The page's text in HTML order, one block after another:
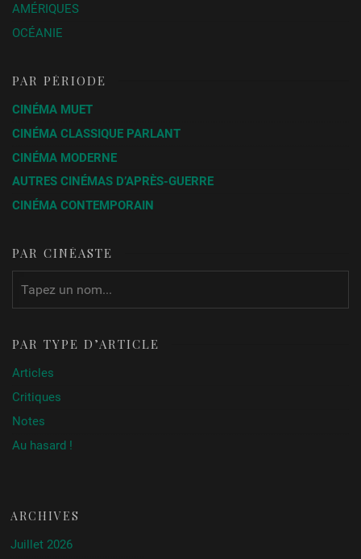
AMÉRIQUES
OCÉANIE
PAR PÉRIODE
CINÉMA MUET
CINÉMA CLASSIQUE PARLANT
CINÉMA MODERNE
AUTRES CINÉMAS D’APRÈS-GUERRE
CINÉMA CONTEMPORAIN
PAR CINÉASTE
PAR TYPE D’ARTICLE
Articles
Critiques
Notes
Au hasard !
ARCHIVES
Juillet 2026